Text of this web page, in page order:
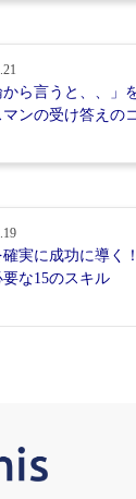
から言うと、、」
マンの受け答えの
確実に成功に導く
要な15のスキル